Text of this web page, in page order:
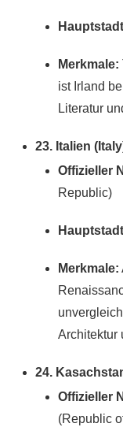
Merkmale:
ist Irland
Literatur
23. Italien
Offizieller
Republic)
Merkmale:
Architektur
24.
Offizieller
(Republic